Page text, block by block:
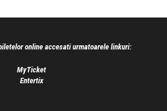
online accesati urmatoarele linkuri:
MyTicket
Entertix